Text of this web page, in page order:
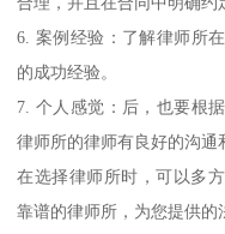
6. 案例经验：了解律师所
的成功经验。
7. 个人感觉：后，也要根
律师所的律师有良好的沟通
在选择律师所时，可以多
靠谱的律师所，为您提供的